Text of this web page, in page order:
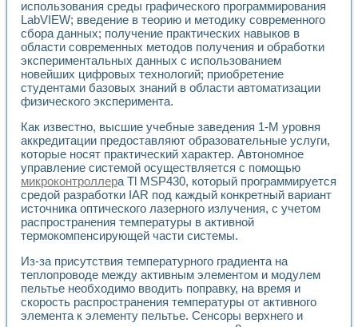
использования среды графического программирования
LabVIEW; введение в теорию и методику современного
сбора данных; получение практических навыков в
области современных методов получения и обработки
экспериментальных данных с использованием
новейших цифровых технологий; приобретение
студентами базовых знаний в области автоматизации
физического эксперимента.
Как известно, высшие учебные заведения 1-М уровня
аккредитации предоставляют образовательные услуги,
которые носят практический характер. Автономное
управление системой осуществляется с помощью
микроконтроллера Tl MSP430, который программируется
средой разработки IAR под каждый конкретный вариант
источника оптического лазерного излучения, с учетом
распространения температуры в активной
термокомпенсирующей части системы.
Из-за присутствия температурного градиента на
теплопроводе между активным элементом и модулем
пельтье необходимо вводить поправку, на время и
скорость распространения температуры от активного
элемента к элементу пельтье. Сенсоры верхнего и